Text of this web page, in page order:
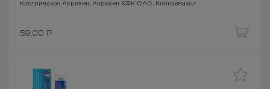
Клотримазол Акрихин , Акрихин ХФК ОАО, Клотримазол
59.00 Р